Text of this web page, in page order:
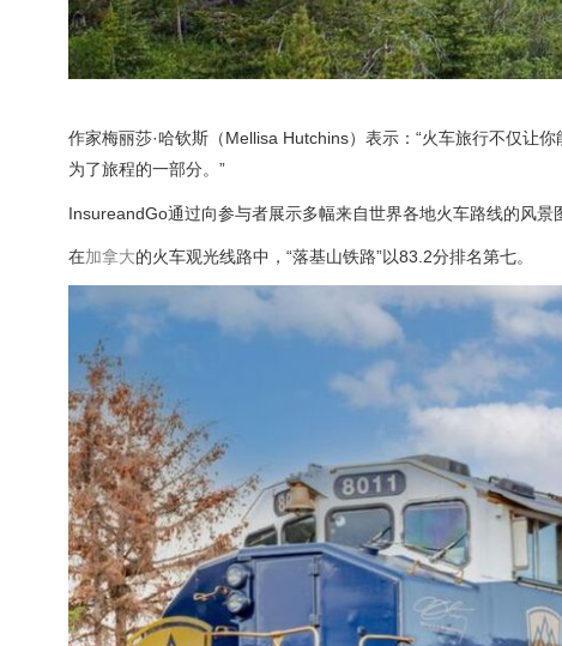
作家梅丽莎·哈钦斯（Mellisa Hutchins）表示：“火车旅行不仅让
为了旅程的一部分。”
InsureandGo通过向参与者展示多幅来自世界各地火车路线的风景
在加拿大的火车观光线路中，“落基山铁路”以83.2分排名第七。